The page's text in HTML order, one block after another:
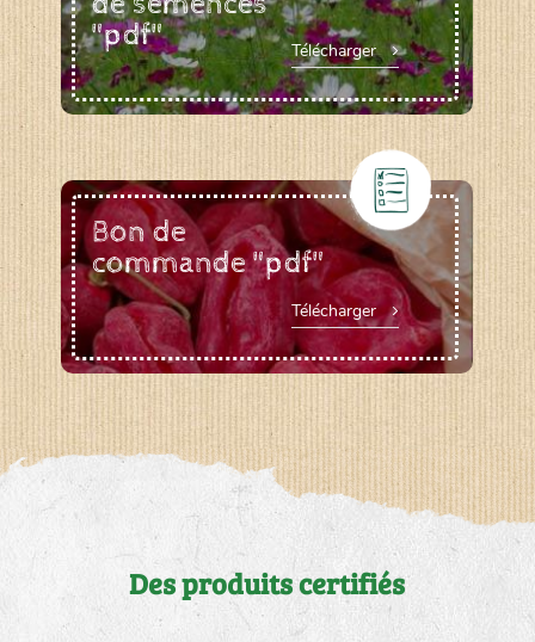
"pdf"
Télécharger
Bon de
commande "pdf"
Télécharger
Des produits certifiés